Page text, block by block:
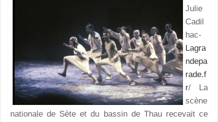
Julie
Cadil
hac-
Lagra
ndepa
rade.f
r/ La
scène
nationale de Sète et du bassin de Thau recevait ce